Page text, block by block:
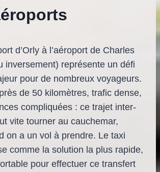
d’Orly à l’aéroport de Charles
inversement) représente un défi
pour de nombreux voyageurs.
de 50 kilomètres, trafic dense,
compliquées : ce trajet inter-
vite tourner au cauchemar,
on a un vol à prendre. Le taxi
comme la solution la plus rapide,
pour effectuer ce transfert